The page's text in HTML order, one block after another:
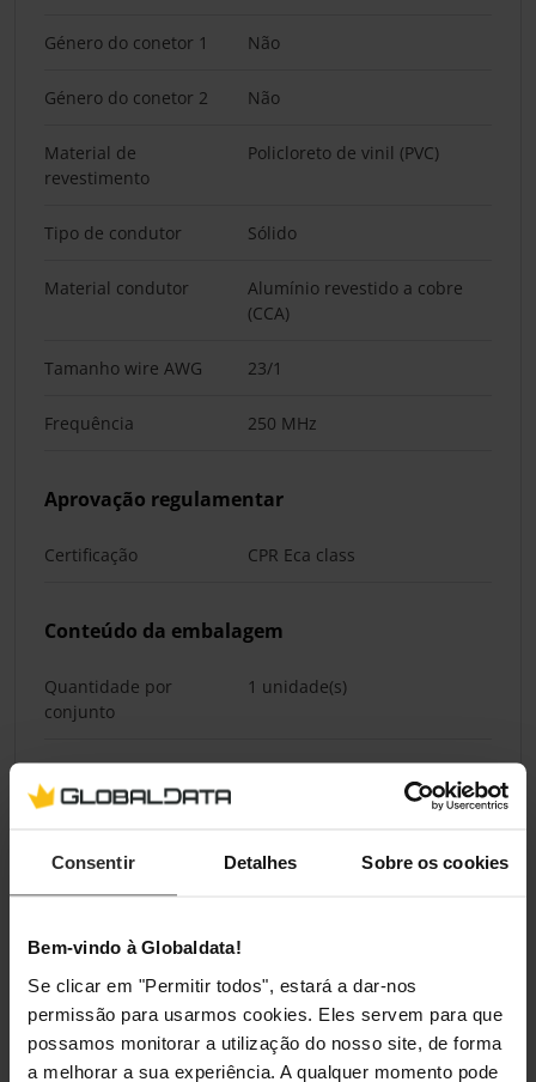
Consentir Detalhes Sobre os cookies
Bem-vindo à Globaldata!
Se clicar em "Permitir todos", estará a dar-nos
permissão para usarmos cookies. Eles servem para que
possamos monitorar a utilização do nosso site, de forma
a melhorar a sua experiência. A qualquer momento pode
Género do conetor 1 Não
Género do conetor 2 Não
Material de
revestimento
Policloreto de vinil (PVC)
Tipo de condutor Sólido
Material condutor
Alumínio revestido a cobre
(CCA)
Tamanho wire AWG 23/1
Frequência 250 MHz
Aprovação regulamentar
Certificação CPR Eca class
Conteúdo da embalagem
Quantidade por
conjunto
1 unidade(s)
Classificações